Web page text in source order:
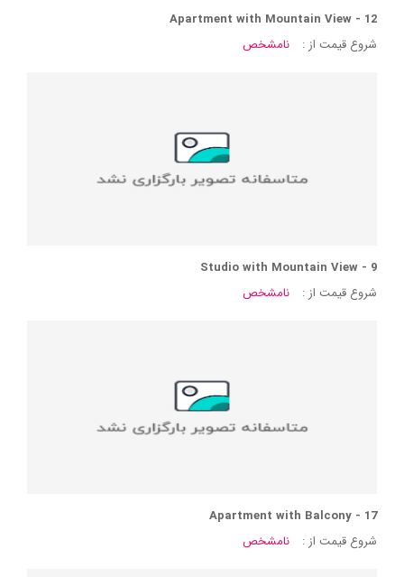
Apartment with Mountain View - 12
شروع قیمت از :
نامشخص
Studio with Mountain View - 9
شروع قیمت از :
نامشخص
Apartment with Balcony - 17
شروع قیمت از :
نامشخص